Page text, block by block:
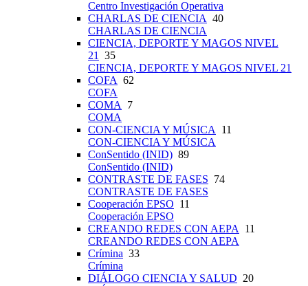
Centro Investigación Operativa
CHARLAS DE CIENCIA 40
CHARLAS DE CIENCIA
CIENCIA, DEPORTE Y MAGOS NIVEL
21
35
CIENCIA, DEPORTE Y MAGOS NIVEL 21
COFA 62
COFA
COMA
7
COMA
CON-CIENCIA Y MÚSICA
11
CON-CIENCIA Y MÚSICA
ConSentido (INID) 89
ConSentido (INID)
CONTRASTE DE FASES 74
CONTRASTE DE FASES
Cooperación EPSO 11
Cooperación EPSO
CREANDO REDES CON AEPA
11
CREANDO REDES CON AEPA
Crímina 33
Crímina
DIÁLOGO CIENCIA Y SALUD 20